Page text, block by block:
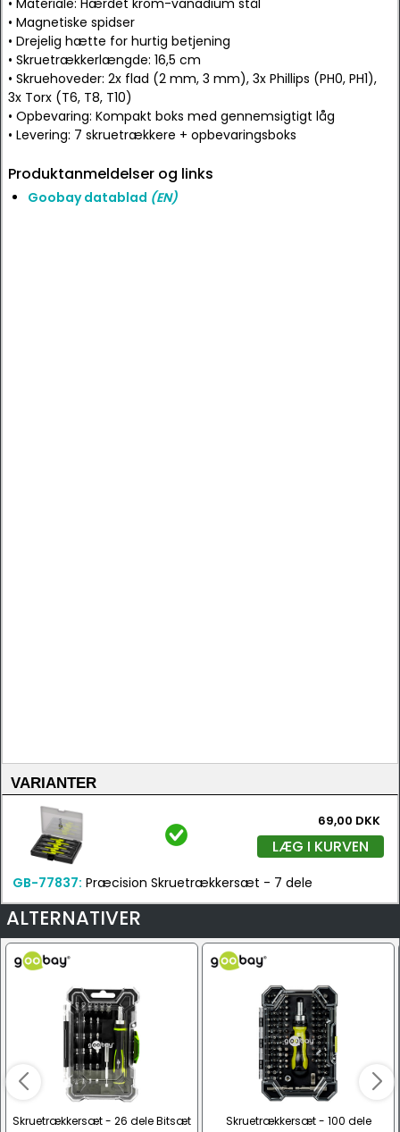
• Materiale: Hærdet krom-vanadium stål
• Magnetiske spidser
• Drejelig hætte for hurtig betjening
• Skruetrækkerlængde: 16,5 cm
• Skruehoveder: 2x flad (2 mm, 3 mm), 3x Phillips (PH0, PH1),
3x Torx (T6, T8, T10)
• Opbevaring: Kompakt boks med gennemsigtigt låg
• Levering: 7 skruetrækkere + opbevaringsboks
Produktanmeldelser og links
Goobay datablad (EN)
VARIANTER
69,00 DKK
LÆG I KURVEN
GB-77837: Præcision Skruetrækkersæt - 7 dele
ALTERNATIVER
Skruetrækkersæt - 26 dele Bitsæt
Skruetrækkersæt - 100 dele